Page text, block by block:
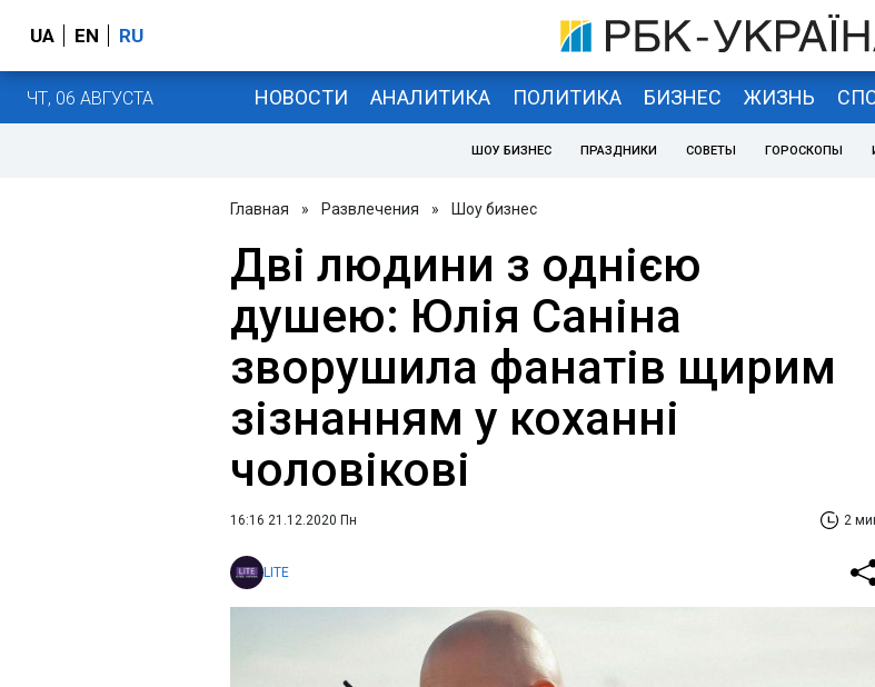
UA EN RU
ЧТ, 06 АВГУСТА НОВОСТИ АНАЛИТИКА ПОЛИТИКА БИЗНЕС ЖИЗНЬ
ШОУ БИЗНЕС ПРАЗДНИКИ СОВЕТЫ ГОРОСКОПЫ
Главная » Развлечения » Шоу бизнес
Дві людини з однією
душею: Юлія Саніна
зворушила фанатів щирим
зізнанням у коханні
чоловікові
16:16 21.12.2020 Пн 2
LITE